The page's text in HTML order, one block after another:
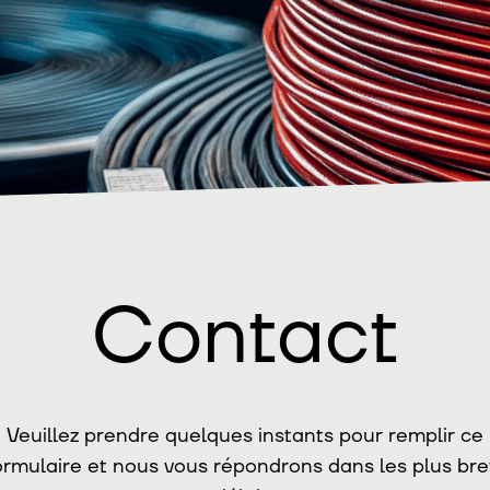
Contact
Veuillez prendre quelques instants pour remplir ce
et nous vous répondrons dans les plus